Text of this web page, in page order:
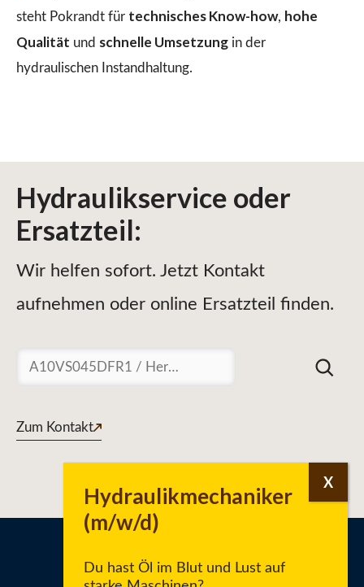
steht Pokrandt für technisches Know-how, hohe
Qualität und schnelle Umsetzung in der
hydraulischen Instandhaltung.
Hydraulikservice oder
Ersatzteil:
Wir helfen sofort. Jetzt Kontakt
aufnehmen oder online Ersatzteil finden.
Suchen
Zum Kontakt
Du hast Öl im Blut und Lust auf